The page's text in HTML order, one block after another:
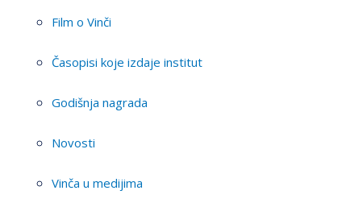
Film o Vinči
Časopisi koje izdaje institut
Godišnja nagrada
Novosti
Vinča u medijima